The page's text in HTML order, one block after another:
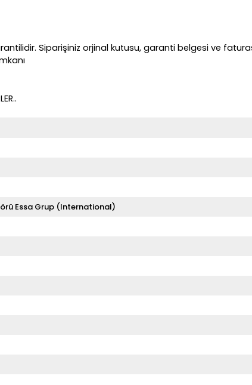
Siparişiniz orjinal kutusu, garanti belgesi ve
Essa Grup (International)